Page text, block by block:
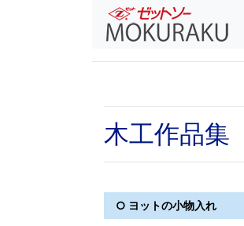
木工作品集
○ ヨットの小物入れ